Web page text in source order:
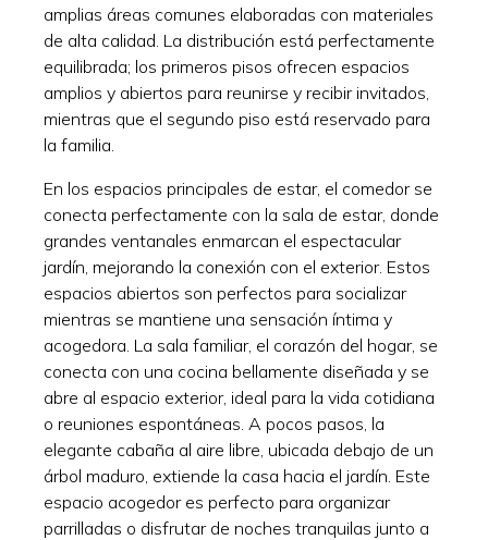
amplias áreas comunes elaboradas con materiales
de alta calidad. La distribución está perfectamente
equilibrada; los primeros pisos ofrecen espacios
amplios y abiertos para reunirse y recibir invitados,
mientras que el segundo piso está reservado para
la familia.
En los espacios principales de estar, el comedor se
conecta perfectamente con la sala de estar, donde
grandes ventanales enmarcan el espectacular
jardín, mejorando la conexión con el exterior. Estos
espacios abiertos son perfectos para socializar
mientras se mantiene una sensación íntima y
acogedora. La sala familiar, el corazón del hogar, se
conecta con una cocina bellamente diseñada y se
abre al espacio exterior, ideal para la vida cotidiana
o reuniones espontáneas. A pocos pasos, la
elegante cabaña al aire libre, ubicada debajo de un
árbol maduro, extiende la casa hacia el jardín. Este
espacio acogedor es perfecto para organizar
parrilladas o disfrutar de noches tranquilas junto a